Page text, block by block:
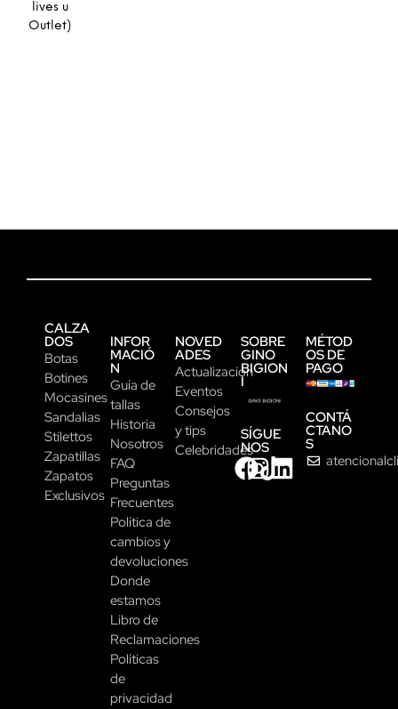
lives u
Outlet)
CALZA
DOS
Botas
Botines
Mocasines
Sandalias
Stilettos
Zapatillas
Zapatos
Exclusivos
INFOR
MACIÓ
N
Guía de
tallas
Historia
Nosotros
FAQ
Preguntas
Frecuentes
Política de
cambios y
devoluciones
Donde
estamos
Libro de
Reclamaciones
Políticas
de
privacidad
NOVED
ADES
Actualización
Eventos
Consejos
y tips
Celebridades
SOBRE
GINO
BIGION
I
SÍGUE
NOS
MÉTOD
OS DE
PAGO
CONTÁ
CTANO
S